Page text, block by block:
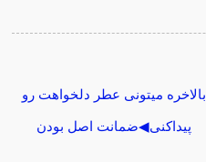
بالاخره میتونی عطر دلخواهت رو
پیداکنی◀ضمانت اصل بودن